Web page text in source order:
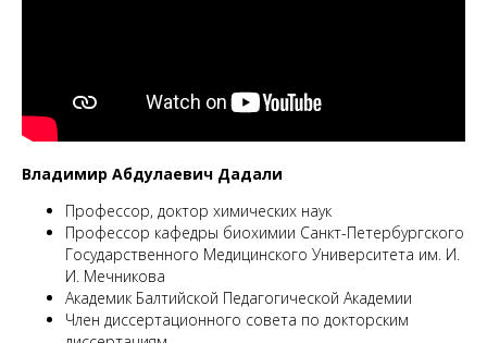
Владимир Абдулаевич Дадали
Профессор, доктор химических наук
Профессор кафедры биохимии Санкт-Петербургского
Государственного Медицинского Университета им. И.
И. Мечникова
Академик Балтийской Педагогической Академии
Член диссертационного совета по докторским